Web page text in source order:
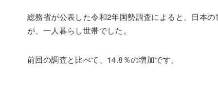
総務省が公表した令和2年国勢調査によると、日本
が、一人暮らし世帯でした。
前回の調査と比べて、14.8％の増加です。